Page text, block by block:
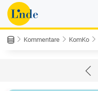
Kommentare KomKo